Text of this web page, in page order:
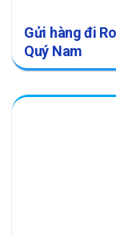
Gửi hàng đi
Quý Nam